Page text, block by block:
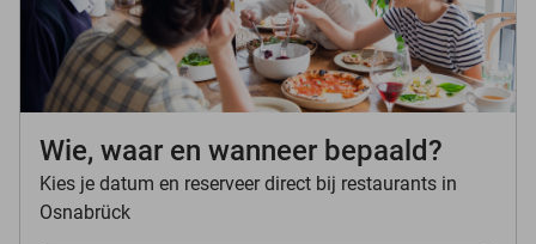
Wie, waar en wanneer bepaald?
Kies je datum en reserveer direct bij restaurants in
Osnabrück